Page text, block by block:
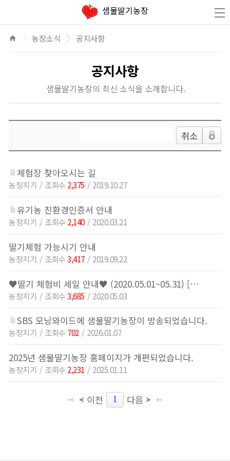
샘물딸기농장
는 딸기체험을 통해 행복한 추억을 만들어가세요
home 농장소식 공지사항
공지사항
샘물딸기농장의 최신 소식을 소개합니다.
취소
체험장 찾아오시는 길
농장지기 2,375 2019.10.27
유기농 친환경인증서 안내
농장지기 2,140 2020.03.21
딸기체험 가능시기 안내
농장지기 3,417 2019.09.22
♥딸기 체험비 세일 안내♥ (2020.05.01~05.31) [마감]
농장지기 3,685 2020.05.03
SBS 모닝와이드에 샘물딸기농장이 방송되었습니다.
농장지기 702 2026.01.07
2025년 샘물딸기농장 홈페이지가 개편되었습니다.
농장지기 2,231 2025.01.11
이전 1 다음